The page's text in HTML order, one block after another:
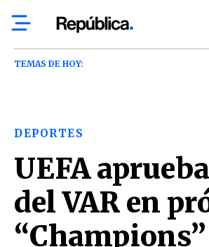
TEMAS DE HOY:
DEPORTES
UEFA
del VAR en
“Champions”